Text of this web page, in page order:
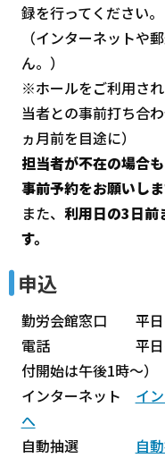
録を行ってください。
（インターネットや
ん。）
※ホールをご利用さ
当者との事前打ち合
ヵ月前を目途に）
担当者が不在の場合
事前予約をお願いしま
また、 利用日の3日前
す。
申込
勤労会館窓口 平日
電話 平日の午前
付開始は午後1時～）
インターネット イ
へ
自動抽選
自